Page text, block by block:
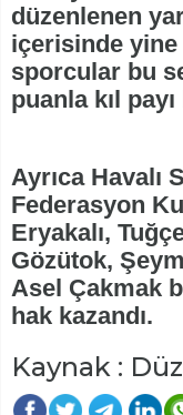
düzenlenen
içerisinde
sporcular bu
puanla kıl payı
Ayrıca Havalı
Federasyon
Eryakalı,
Gözütok,
Asel Çakmak
hak kazandı.
Kaynak :